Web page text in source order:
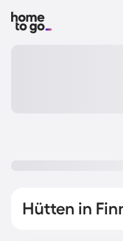
Hütten in